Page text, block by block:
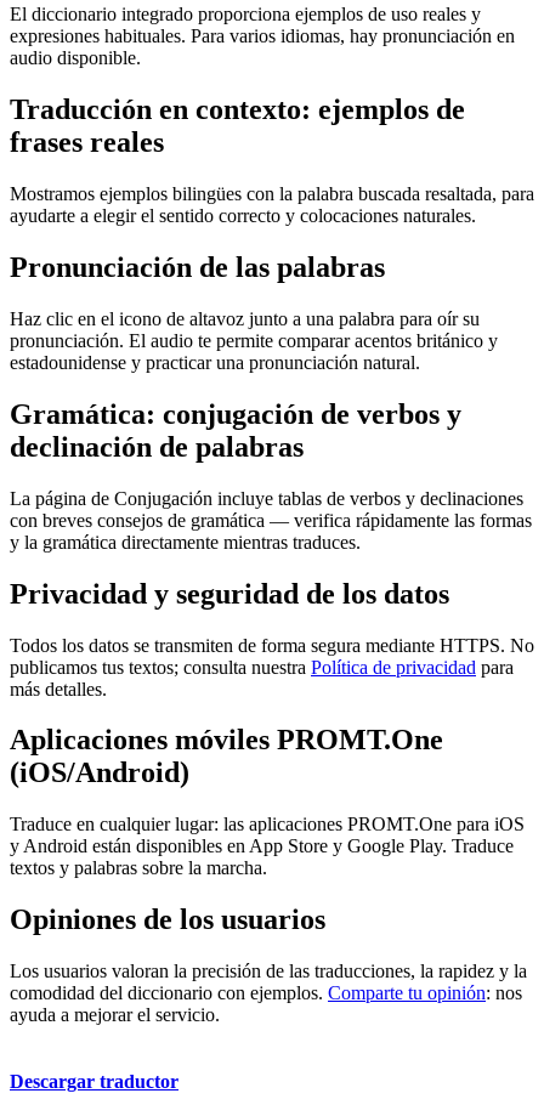
El diccionario integrado proporciona ejemplos de uso reales y
expresiones habituales. Para varios idiomas, hay pronunciación en
audio disponible.
Traducción en contexto: ejemplos de
frases reales
Mostramos ejemplos bilingües con la palabra buscada resaltada, para
ayudarte a elegir el sentido correcto y colocaciones naturales.
Pronunciación de las palabras
Haz clic en el icono de altavoz junto a una palabra para oír su
pronunciación. El audio te permite comparar acentos británico y
estadounidense y practicar una pronunciación natural.
Gramática: conjugación de verbos y
declinación de palabras
La página de Conjugación incluye tablas de verbos y declinaciones
con breves consejos de gramática — verifica rápidamente las formas
y la gramática directamente mientras traduces.
Privacidad y seguridad de los datos
Todos los datos se transmiten de forma segura mediante HTTPS. No
publicamos tus textos; consulta nuestra Política de privacidad para
más detalles.
Aplicaciones móviles PROMT.One
(iOS/Android)
Traduce en cualquier lugar: las aplicaciones PROMT.One para iOS
y Android están disponibles en App Store y Google Play. Traduce
textos y palabras sobre la marcha.
Opiniones de los usuarios
Los usuarios valoran la precisión de las traducciones, la rapidez y la
comodidad del diccionario con ejemplos. Comparte tu opinión: nos
ayuda a mejorar el servicio.
Descargar traductor